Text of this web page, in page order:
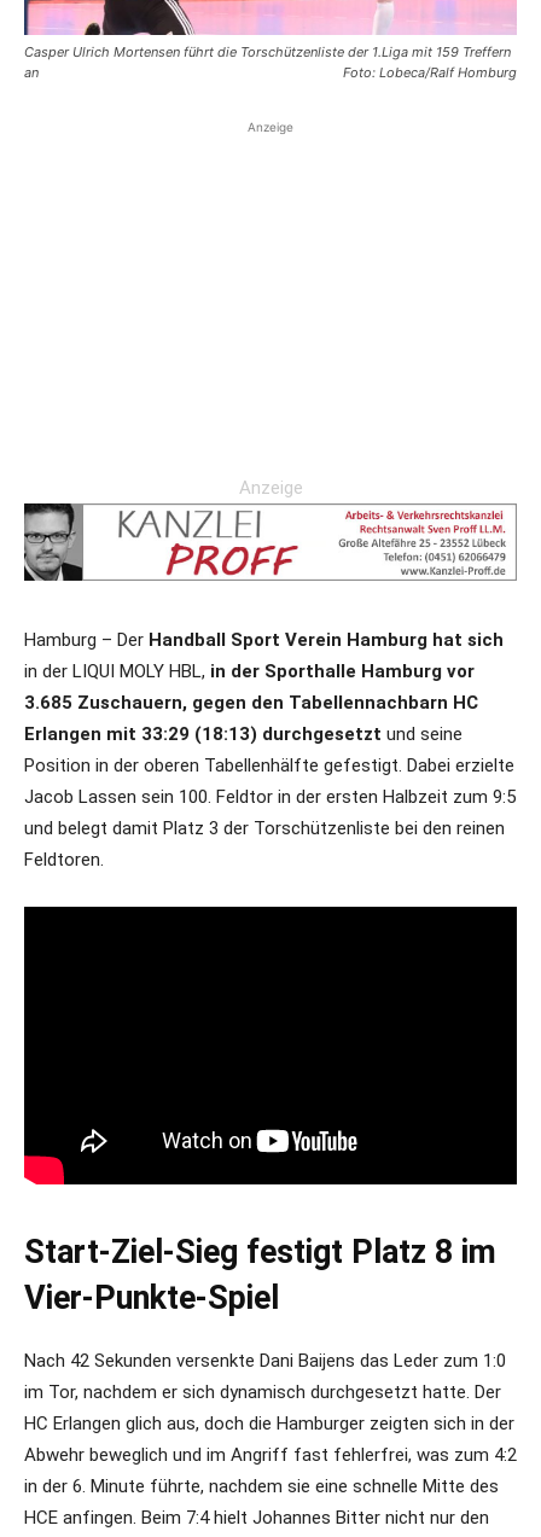
Casper Ulrich Mortensen führt die Torschützenliste der 1.Liga mit 159 Treffern
an
Foto: Lobeca/Ralf Homburg
Anzeige
Anzeige
Hamburg – Der Handball Sport Verein Hamburg hat sich
in der LIQUI MOLY HBL, in der Sporthalle Hamburg vor
3.685 Zuschauern, gegen den Tabellennachbarn HC
Erlangen mit 33:29 (18:13) durchgesetzt und seine
Position in der oberen Tabellenhälfte gefestigt. Dabei erzielte
Jacob Lassen sein 100. Feldtor in der ersten Halbzeit zum 9:5
und belegt damit Platz 3 der Torschützenliste bei den reinen
Feldtoren.
Start-Ziel-Sieg festigt Platz 8 im
Vier-Punkte-Spiel
Nach 42 Sekunden versenkte Dani Baijens das Leder zum 1:0
im Tor, nachdem er sich dynamisch durchgesetzt hatte. Der
HC Erlangen glich aus, doch die Hamburger zeigten sich in der
Abwehr beweglich und im Angriff fast fehlerfrei, was zum 4:2
in der 6. Minute führte, nachdem sie eine schnelle Mitte des
HCE anfingen. Beim 7:4 hielt Johannes Bitter nicht nur den